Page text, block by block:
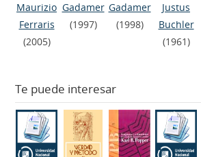
Maurizio
Ferraris
(2005)
Gadamer
(1997)
Gadamer
(1998)
Justus
Buchler
(1961)
Te puede interesar